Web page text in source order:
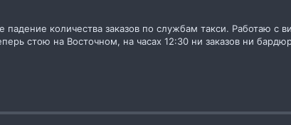
количества заказов по службам такси. Работаю с
стою на Восточном, на часах 12:30 ни заказов ни